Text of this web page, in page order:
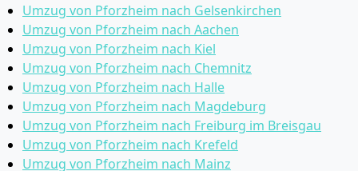
Umzug von Pforzheim nach Gelsenkirchen
Umzug von Pforzheim nach Aachen
Umzug von Pforzheim nach Kiel
Umzug von Pforzheim nach Chemnitz
Umzug von Pforzheim nach Halle
Umzug von Pforzheim nach Magdeburg
Umzug von Pforzheim nach Freiburg im Breisgau
Umzug von Pforzheim nach Krefeld
Umzug von Pforzheim nach Mainz